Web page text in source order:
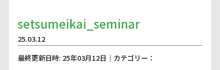
setsumeikai_seminar
25.03.12
最終更新日時: 25年03月12日｜カテゴリー：